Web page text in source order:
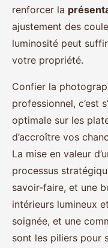
renforcer la
ajustement des
luminosité peut
votre propriété.
Confier la
professionnel, c’est
optimale sur les
d’accroître vos
La mise en valeur
processus
savoir-faire, et une
intérieurs lumineux
soignée, et une
sont les piliers pour